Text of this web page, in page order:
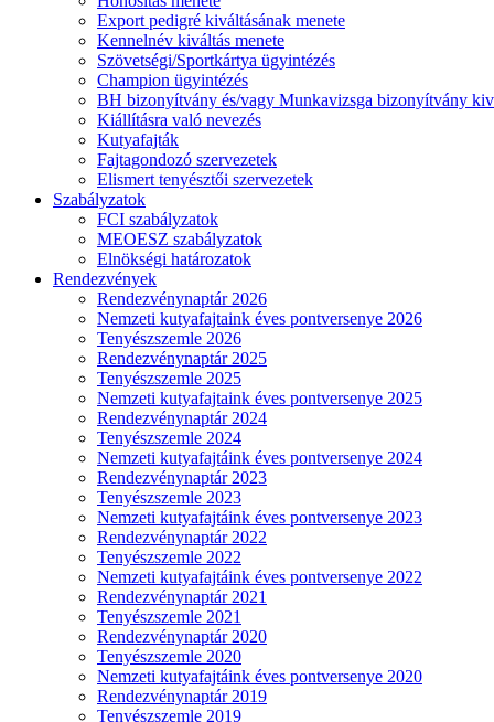
Export pedigré kiváltásának menete
Kennelnév kiváltás menete
Szövetségi/Sportkártya ügyintézés
Champion ügyintézés
BH bizonyítvány és/vagy Munkavizsga bizonyítvány
Kiállításra való nevezés
Kutyafajták
Fajtagondozó szervezetek
Elismert tenyésztői szervezetek
Szabályzatok
FCI szabályzatok
MEOESZ szabályzatok
Elnökségi határozatok
Rendezvények
Rendezvénynaptár 2026
Nemzeti kutyafajtaink éves pontversenye 2026
Tenyészszemle 2026
Rendezvénynaptár 2025
Tenyészszemle 2025
Nemzeti kutyafajtaink éves pontversenye 2025
Rendezvénynaptár 2024
Tenyészszemle 2024
Nemzeti kutyafajtáink éves pontversenye 2024
Rendezvénynaptár 2023
Tenyészszemle 2023
Nemzeti kutyafajtáink éves pontversenye 2023
Rendezvénynaptár 2022
Tenyészszemle 2022
Nemzeti kutyafajtáink éves pontversenye 2022
Rendezvénynaptár 2021
Tenyészszemle 2021
Rendezvénynaptár 2020
Tenyészszemle 2020
Nemzeti kutyafajtáink éves pontversenye 2020
Rendezvénynaptár 2019
Tenyészszemle 2019